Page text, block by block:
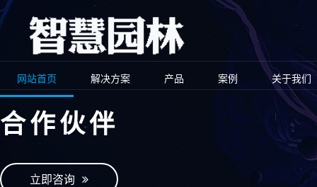
网站首页 解决方案 产品 案例 关于我们
合作伙伴
立即咨询